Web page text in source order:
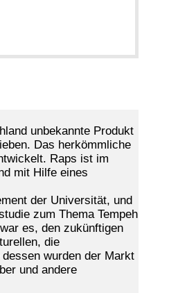
unbekannte Produkt
Das herkömmliche
Raps ist im
mit Hilfe eines
der Universität, und
zum Thema Tempeh
es, den zukünftigen
die
wurden der Markt
und andere